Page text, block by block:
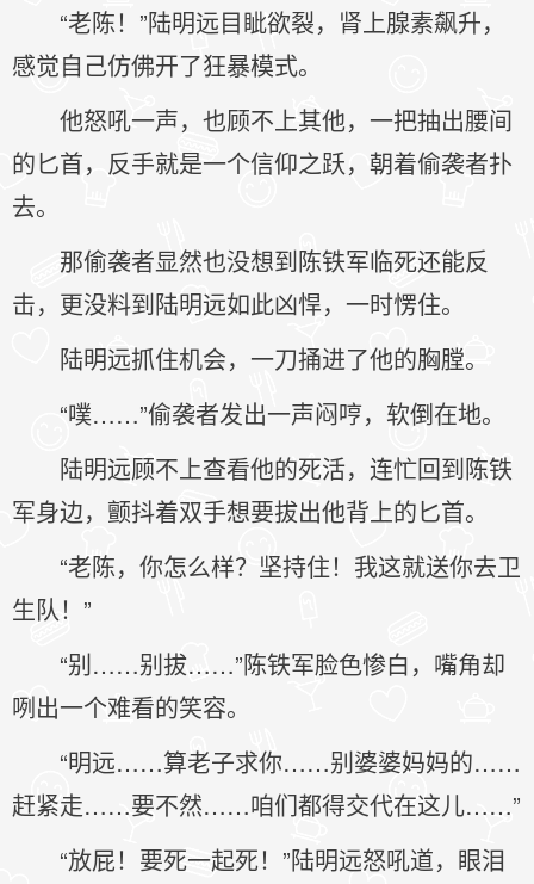
“老陈！”陆明远目眦欲裂，肾上腺素飙升，
感觉自己仿佛开了狂暴模式。
他怒吼一声，也顾不上其他，一把抽出腰间
的匕首，反手就是一个信仰之跃，朝着偷袭者扑
去。
那偷袭者显然也没想到陈铁军临死还能反
击，更没料到陆明远如此凶悍，一时愣住。
陆明远抓住机会，一刀捅进了他的胸膛。
“噗……”偷袭者发出一声闷哼，软倒在地。
陆明远顾不上查看他的死活，连忙回到陈铁
军身边，颤抖着双手想要拔出他背上的匕首。
“老陈，你怎么样？坚持住！我这就送你去卫
生队！”
“别……别拔……”陈铁军脸色惨白，嘴角却
咧出一个难看的笑容。
“明远……算老子求你……别婆婆妈妈的……
赶紧走……要不然……咱们都得交代在这儿……”
“放屁！要死一起死！”陆明远怒吼道，眼泪